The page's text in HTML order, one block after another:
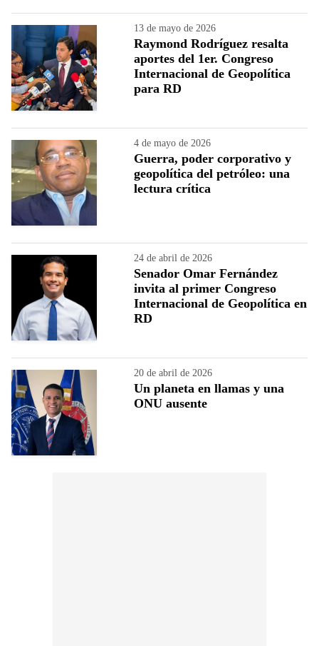
13 de mayo de 2026
Raymond Rodríguez resalta
aportes del 1er. Congreso
Internacional de Geopolítica
para RD
4 de mayo de 2026
Guerra, poder corporativo y
geopolítica del petróleo: una
lectura crítica
24 de abril de 2026
Senador Omar Fernández
invita al primer Congreso
Internacional de Geopolítica en
RD
20 de abril de 2026
Un planeta en llamas y una
ONU ausente